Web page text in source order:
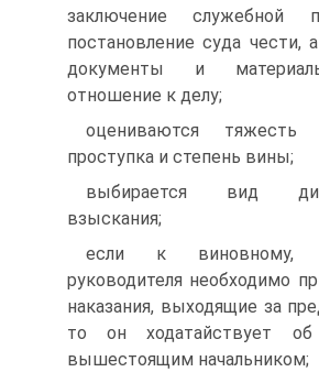
заключение служебной
постановление суда чести,
документы и
отношение к делу;
оцениваются тяжесть
проступка и степень вины;
выбирается вид
взыскания;
если к виновному,
руководителя необходимо
наказания, выходящие за
то он ходатайствует
вышестоящим начальником;